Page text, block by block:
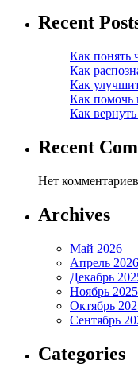
Recent
Как понять
Как
Как
Как помочь
Как
Recent
Нет
Archives
Май 2026
Апрель 2026
Декабрь
Ноябрь 2025
Октябрь
Сентябрь
Categories